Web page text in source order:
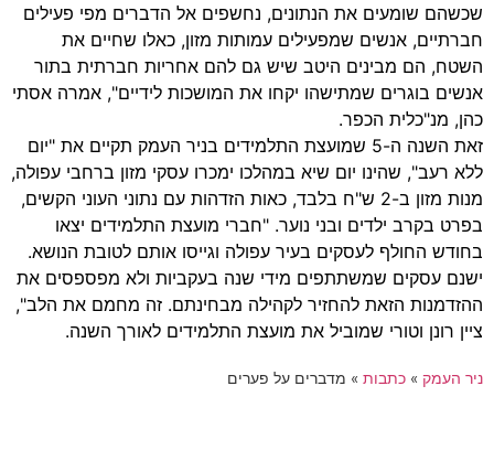
שכשהם שומעים את הנתונים, נחשפים אל הדברים מפי פעילים
חברתיים, אנשים שמפעילים עמותות מזון, כאלו שחיים את
השטח, הם מבינים היטב שיש גם להם אחריות חברתית בתור
אנשים בוגרים שמתישהו יקחו את המושכות לידיים", אמרה אסתי
כהן, מנ"כלית הכפר.
זאת השנה ה-5 שמועצת התלמידים בניר העמק תקיים את "יום
ללא רעב", שהינו יום שיא במהלכו ימכרו עסקי מזון ברחבי עפולה,
מנות מזון ב-2 ש"ח בלבד, כאות הזדהות עם נתוני העוני הקשים,
בפרט בקרב ילדים ובני נוער. "חברי מועצת התלמידים יצאו
בחודש החולף לעסקים בעיר עפולה וגייסו אותם לטובת הנושא.
ישנם עסקים שמשתתפים מידי שנה בעקביות ולא מפספסים את
ההזדמנות הזאת להחזיר לקהילה מבחינתם. זה מחמם את הלב",
ציין רונן וטורי שמוביל את מועצת התלמידים לאורך השנה.
ניר העמק » כתבות » מדברים על פערים